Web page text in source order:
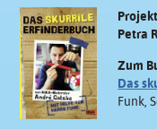
Petra
Zum
Das
Funk,